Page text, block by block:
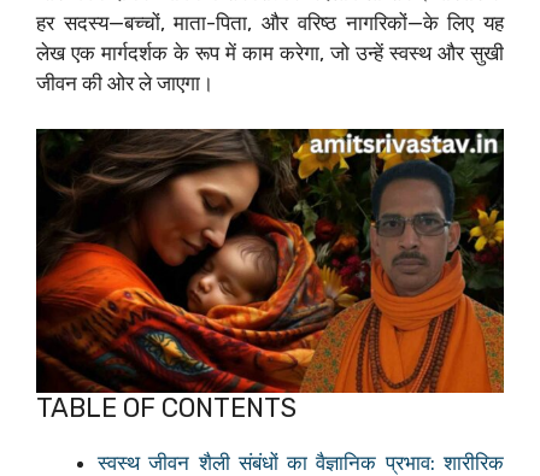
हर सदस्य—बच्चों, माता-पिता, और वरिष्ठ नागरिकों—के लिए यह
लेख एक मार्गदर्शक के रूप में काम करेगा, जो उन्हें स्वस्थ और सुखी
जीवन की ओर ले जाएगा।
TABLE OF CONTENTS
स्वस्थ जीवन शैली संबंधों का वैज्ञानिक प्रभाव: शारीरिक